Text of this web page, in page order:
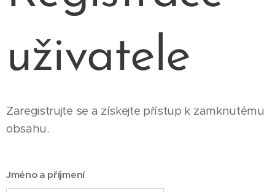
uživatele
Zaregistrujte se a získejte přístup k zamknutému
obsahu.
Jméno a příjmení